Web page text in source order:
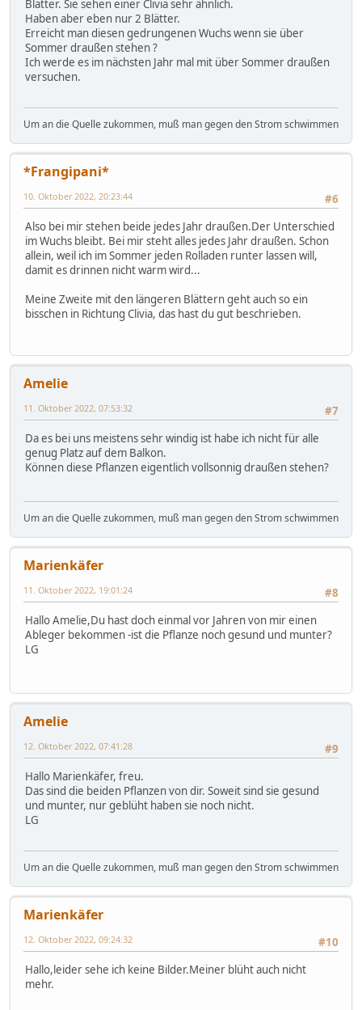
Blätter. Sie sehen einer Clivia sehr ähnlich.
Haben aber eben nur 2 Blätter.
Erreicht man diesen gedrungenen Wuchs wenn sie über
Sommer draußen stehen ?
Ich werde es im nächsten Jahr mal mit über Sommer draußen
versuchen.
Um an die Quelle zukommen, muß man gegen den Strom schwimmen
*Frangipani*
#6
10. Oktober 2022, 20:23:44
Also bei mir stehen beide jedes Jahr draußen.Der Unterschied
im Wuchs bleibt. Bei mir steht alles jedes Jahr draußen. Schon
allein, weil ich im Sommer jeden Rolladen runter lassen will,
damit es drinnen nicht warm wird...
Meine Zweite mit den längeren Blättern geht auch so ein
bisschen in Richtung Clivia, das hast du gut beschrieben.
Amelie
#7
11. Oktober 2022, 07:53:32
Da es bei uns meistens sehr windig ist habe ich nicht für alle
genug Platz auf dem Balkon.
Können diese Pflanzen eigentlich vollsonnig draußen stehen?
Um an die Quelle zukommen, muß man gegen den Strom schwimmen
Marienkäfer
#8
11. Oktober 2022, 19:01:24
Hallo Amelie,Du hast doch einmal vor Jahren von mir einen
Ableger bekommen -ist die Pflanze noch gesund und munter?
LG
Amelie
#9
12. Oktober 2022, 07:41:28
Hallo Marienkäfer, freu.
Das sind die beiden Pflanzen von dir. Soweit sind sie gesund
und munter, nur geblüht haben sie noch nicht.
LG
Um an die Quelle zukommen, muß man gegen den Strom schwimmen
Marienkäfer
#10
12. Oktober 2022, 09:24:32
Hallo,leider sehe ich keine Bilder.Meiner blüht auch nicht
mehr.